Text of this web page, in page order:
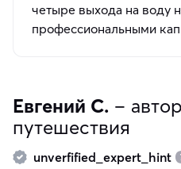
четыре выхода на воду
профессиональными
Евгений С. –
путешествия
unverfified_expert_hint